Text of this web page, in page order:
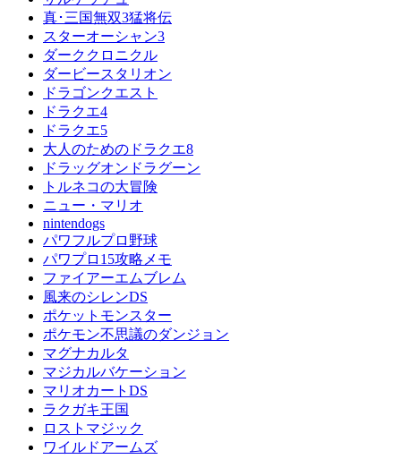
真･三国無双3猛将伝
スターオーシャン3
ダーククロニクル
ダービースタリオン
ドラゴンクエスト
ドラクエ4
ドラクエ5
大人のためのドラクエ8
ドラッグオンドラグーン
トルネコの大冒険
ニュー・マリオ
nintendogs
パワフルプロ野球
パワプロ15攻略メモ
ファイアーエムブレム
風来のシレンDS
ポケットモンスター
ポケモン不思議のダンジョン
マグナカルタ
マジカルバケーション
マリオカートDS
ラクガキ王国
ロストマジック
ワイルドアームズ